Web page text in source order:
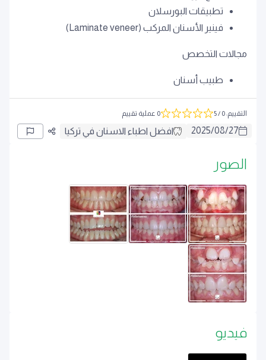
تطبيقات البورسلان
فينير الأسنان المركب (Laminate veneer)
مجالات التخصص
طبيب أسنان
التقييم:
0
/ 5 0 عملية تقييم
2025/08/27 افضل اطباء الاسنان في تركيا
الصور
فيديو